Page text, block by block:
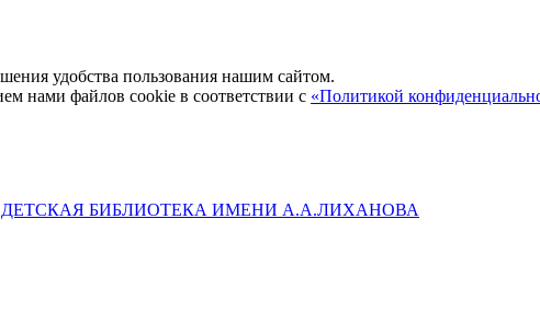
удобства пользования нашим сайтом.
нами файлов cookie в соответствии с «Политикой
ДЕТСКАЯ БИБЛИОТЕКА ИМЕНИ А.А.ЛИХАНОВА